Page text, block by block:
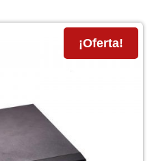
¡Oferta!